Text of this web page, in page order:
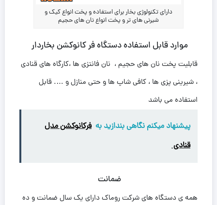
دارای تکنولوژی بخار برای استفاده و پخت انواع کیک و
شیرنی های تر و پخت انواع نان های حجیم
موارد قابل استفاده دستگاه فر کانوکشن بخاردار
قابلیت پخت نان های حجیم ، نان فانتزی ها ،کارگاه های قنادی
، شیرینی پزی ها ، کافی شاپ ها و حتی منازل و …. قابل
استفاده می باشد
پیشنهاد میکنم نگاهی بندازید به فرکانوکشن مدل
قنادی
ضمانت
همه ی دستگاه های شرکت روماک دارای یک سال ضمانت و ده